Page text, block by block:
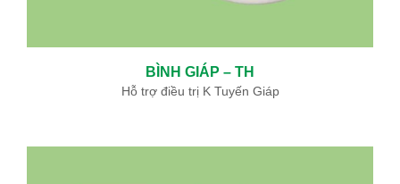
BÌNH GIÁP – TH
Hỗ trợ điều trị K Tuyến Giáp